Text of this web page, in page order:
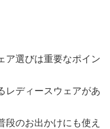
ア選びは重要なポイン
レディースウェアがあ
段のお出かけにも使え